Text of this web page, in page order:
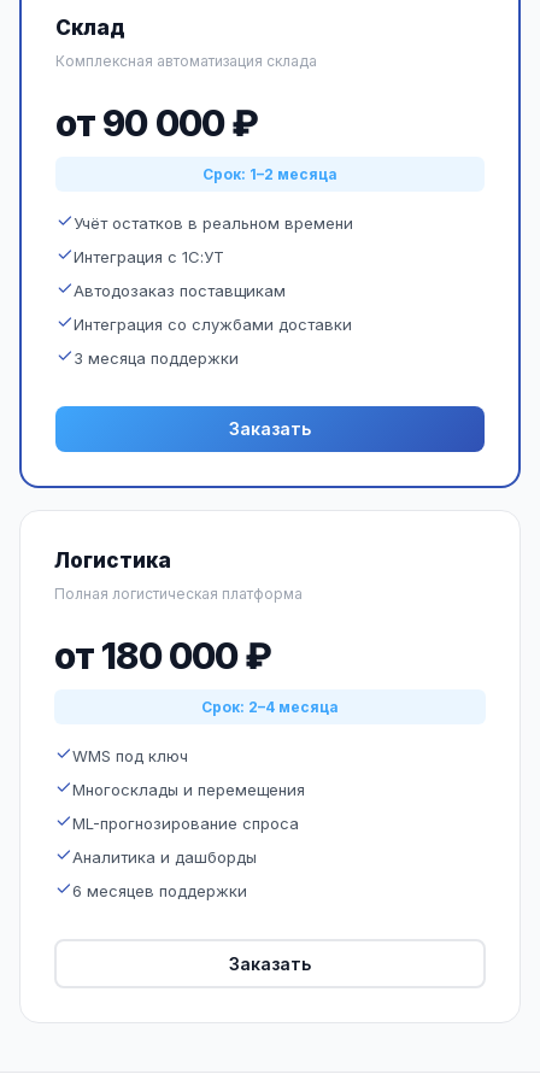
Склад
Комплексная автоматизация склада
от 90 000 ₽
Срок: 1–2 месяца
Учёт остатков в реальном времени
Интеграция с 1С:УТ
Автодозаказ поставщикам
Интеграция со службами доставки
3 месяца поддержки
Заказать
Логистика
Полная логистическая платформа
от 180 000 ₽
Срок: 2–4 месяца
WMS под ключ
Многосклады и перемещения
ML-прогнозирование спроса
Аналитика и дашборды
6 месяцев поддержки
Заказать